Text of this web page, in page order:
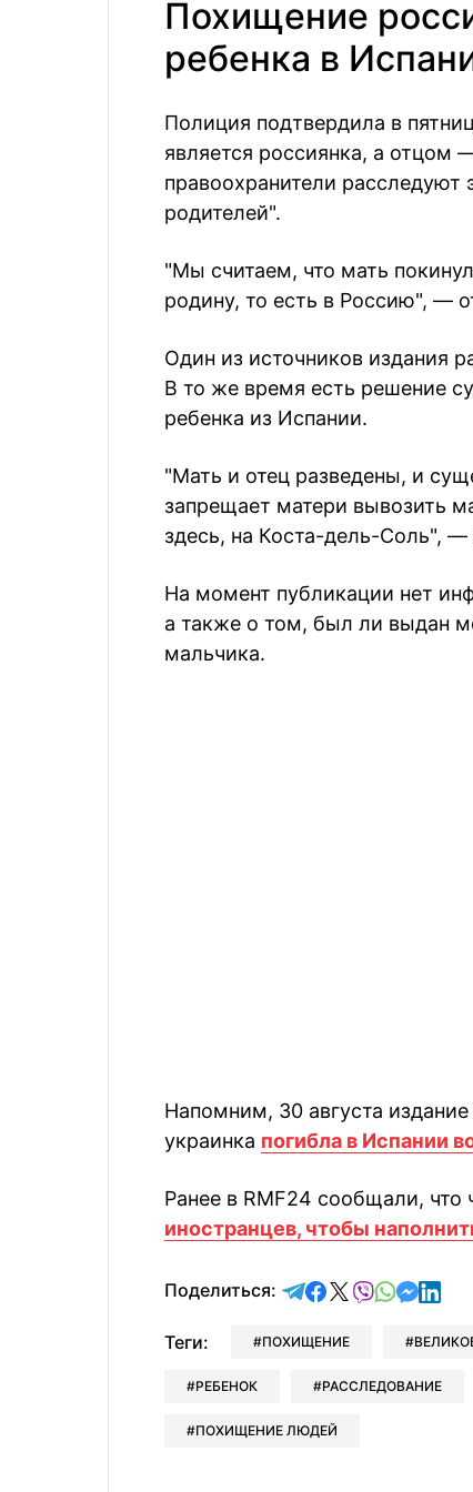
Похищение
ребенка в
Полиция подтвердила в
является россиянка, а отцом
правоохранители
родителей".
"Мы считаем, что мать
родину, то есть в Россию", —
Один из источников издания
В то же время есть решение
ребенка из Испании.
"Мать и отец разведены, и
запрещает матери вывозить
здесь, на Коста-дель-Соль", —
На момент публикации нет
а также о том, был ли выдан
мальчика.
Напомним, 30 августа
украинка погибла в Испании
Ранее в RMF24 сообщали,
иностранцев, чтобы
Поделиться: отправить в
поделиться в
поделиться в X
отправить
Теги: ПОХИЩЕНИЕ
РЕБЕНОК РАССЛЕДОВАНИЕ
ПОХИЩЕНИЕ ЛЮДЕЙ